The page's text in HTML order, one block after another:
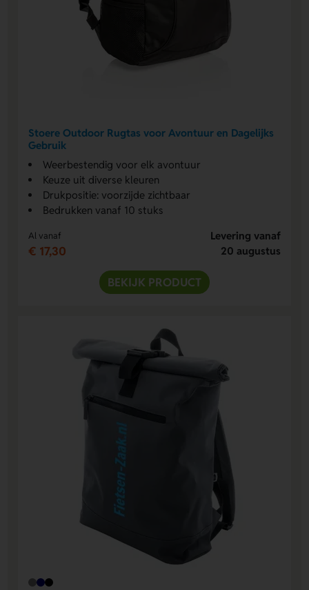
Stoere Outdoor Rugtas voor Avontuur en Dagelijks
Gebruik
Weerbestendig voor elk avontuur
Keuze uit diverse kleuren
Drukpositie: voorzijde zichtbaar
Bedrukken vanaf 10 stuks
Al vanaf
€ 17,30
Levering vanaf
20 augustus
BEKIJK PRODUCT